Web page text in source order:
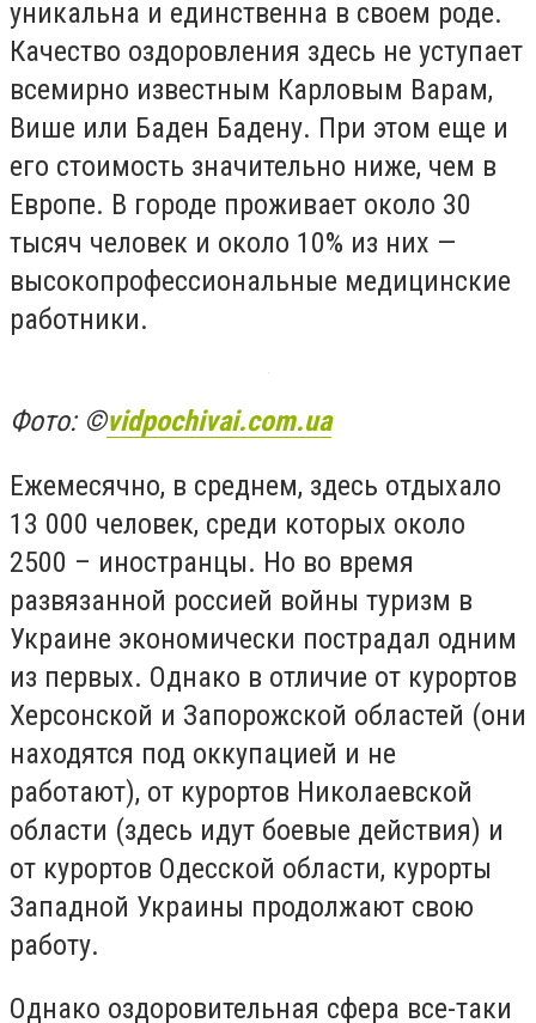
уникальна и единственна в своем роде.
Качество оздоровления здесь не уступает
всемирно известным Карловым Варам,
Више или Баден Бадену. При этом еще и
его стоимость значительно ниже, чем в
Европе. В городе проживает около 30
тысяч человек и около 10% из них —
высокопрофессиональные медицинские
работники.
Фото: ©vidpochivai.com.ua
Ежемесячно, в среднем, здесь отдыхало
13 000 человек, среди которых около
2500 – иностранцы. Но во время
развязанной россией войны туризм в
Украине экономически пострадал одним
из первых. Однако в отличие от курортов
Херсонской и Запорожской областей (они
находятся под оккупацией и не
работают), от курортов Николаевской
области (здесь идут боевые действия) и
от курортов Одесской области, курорты
Западной Украины продолжают свою
работу.
Однако оздоровительная сфера все-таки